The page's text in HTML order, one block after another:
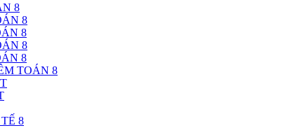
8
8
8
8
8
TOÁN 8
8